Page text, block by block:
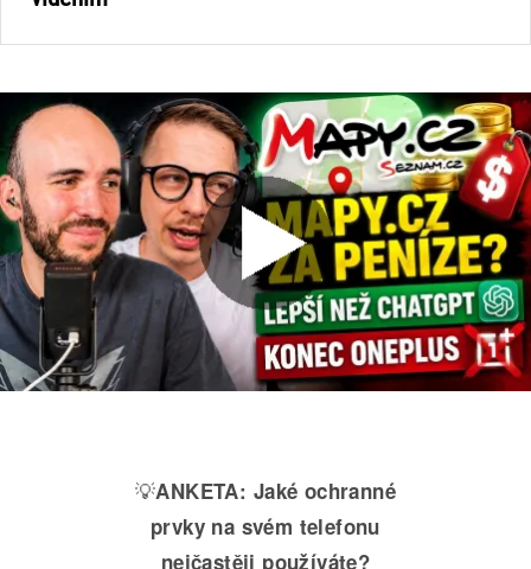
💡ANKETA: Jaké ochranné
prvky na svém telefonu
nejčastěji používáte?